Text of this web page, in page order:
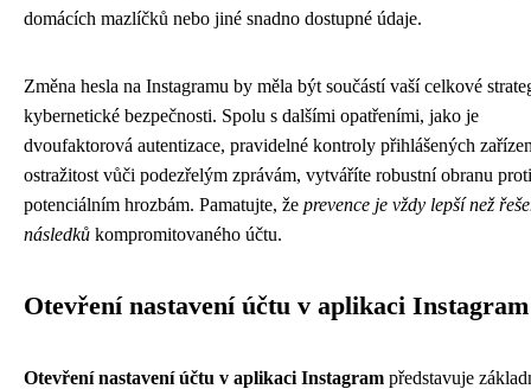
domácích mazlíčků nebo jiné snadno dostupné údaje.
Změna hesla na Instagramu by měla být součástí vaší celkové
kybernetické bezpečnosti. Spolu s dalšími opatřeními, jako je
dvoufaktorová autentizace, pravidelné kontroly přihlášených
ostražitost vůči podezřelým zprávám, vytváříte robustní obranu proti
potenciálním hrozbám. Pamatujte, že prevence je vždy lepší než
následků kompromitovaného účtu.
Otevření nastavení účtu v aplikaci Instagram
Otevření nastavení účtu v aplikaci Instagram představuje